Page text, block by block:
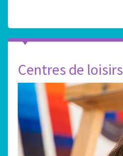
Centres de loisirs